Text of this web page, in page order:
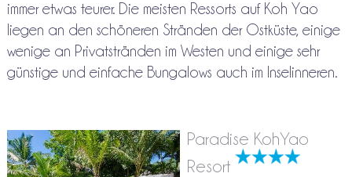
immer etwas teurer. Die meisten Ressorts auf Koh Yao
liegen an den schöneren Stränden der Ostküste, einige
wenige an Privatstränden im Westen und einige sehr
günstige und einfache Bungalows auch im Inselinneren.
Paradise KohYao
Resort